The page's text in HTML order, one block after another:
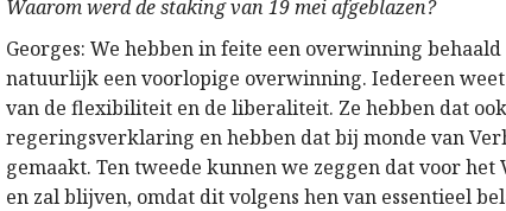
Waarom werd de staking van 19 mei afgeblazen?
Georges: We hebben in feite een overwinning
natuurlijk een voorlopige overwinning. Iedereen
van de flexibiliteit en de liberaliteit. Ze hebben dat
regeringsverklaring en hebben dat bij monde van
gemaakt. Ten tweede kunnen we zeggen dat voor
en zal blijven, omdat dit volgens hen van essentieel